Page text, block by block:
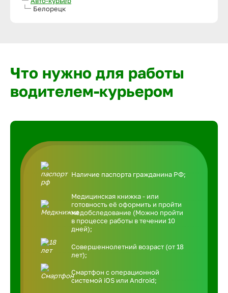
Белорецк
Что нужно для работы
водителем-курьером
Наличие паспорта гражданина РФ;
Медицинская книжка - или
готовность её оформить и пройти
медобследование (Можно пройти
в процессе работы в течении 10
дней);
Совершеннолетний возраст (от 18
лет);
Смартфон с операционной
системой iOS или Android;